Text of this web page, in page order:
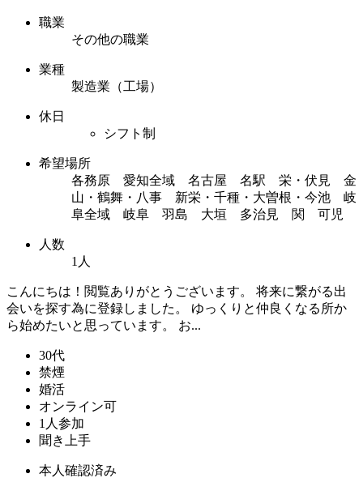
職業
その他の職業
業種
製造業（工場）
休日
シフト制
希望場所
各務原 愛知全域 名古屋 名駅 栄・伏見 金
山・鶴舞・八事 新栄・千種・大曽根・今池 岐
阜全域 岐阜 羽島 大垣 多治見 関 可児
人数
1人
こんにちは！閲覧ありがとうございます。 将来に繋がる出
会いを探す為に登録しました。 ゆっくりと仲良くなる所か
ら始めたいと思っています。 お...
30代
禁煙
婚活
オンライン可
1人参加
聞き上手
本人確認済み